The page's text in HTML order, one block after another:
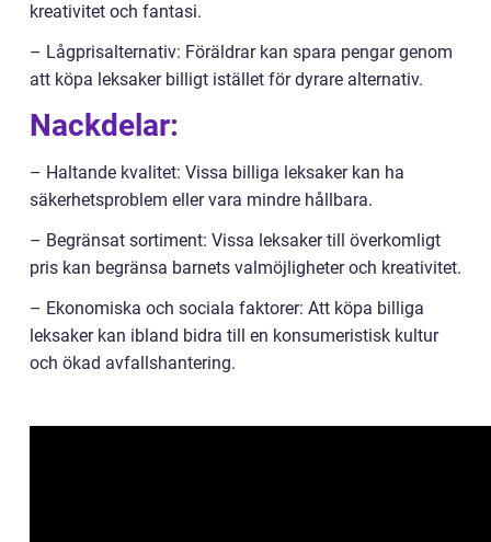
kreativitet och fantasi.
– Lågprisalternativ: Föräldrar kan spara pengar genom
att köpa leksaker billigt istället för dyrare alternativ.
Nackdelar:
– Haltande kvalitet: Vissa billiga leksaker kan ha
säkerhetsproblem eller vara mindre hållbara.
– Begränsat sortiment: Vissa leksaker till överkomligt
pris kan begränsa barnets valmöjligheter och kreativitet.
– Ekonomiska och sociala faktorer: Att köpa billiga
leksaker kan ibland bidra till en konsumeristisk kultur
och ökad avfallshantering.